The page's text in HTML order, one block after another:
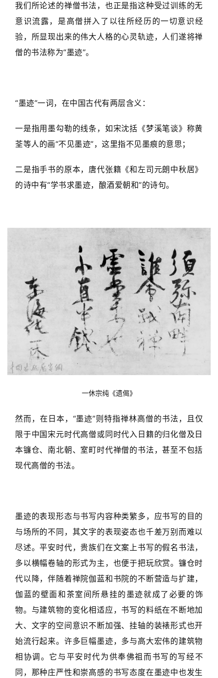
我们所论述的禅僧书法，也正是指这种受过训练的无
意识流露，是高僧拼入了以往所经历的一切意识经
验，所显现出来的伟大人格的心灵轨迹，人们遂将禅
僧的书法称为“墨迹”。
“墨迹”一词，在中国古代有两层含义：
一是指用墨勾勒的线条，如宋沈括《梦溪笔谈》称黄
荃等人的画“不见墨迹”，这里指不见墨痕的意思；
二是指手书的原本，唐代张籍《和左司元朗中秋居》
的诗中有“学书求墨迹，酿酒爱朝和”的诗句。
一休宗纯《遗偈》
然而，在日本，“墨迹”则特指禅林高僧的书法，且仅
限于中国宋元时代高僧或同时代入日籍的归化僧及日
本镰仓、南北朝、室町时代禅僧的书法，甚至不包括
现代高僧的书法。
墨迹的表现形态与书写内容种类繁多，应书写的目的
与场所的不同，其文字的表现姿态也千差万别而难以
尽述。平安时代，贵族们在文案上书写的假名书法，
多以横幅卷轴的形式为主，也便于把玩欣赏。镰仓时
代以降，伴随着禅院伽蓝和书院的不断营造与扩建，
伽蓝的壁面和茶室间所悬挂的墨迹就成了必要的饰
物。与建筑物的变化相适应，书写的料纸在不断地加
大、文字的空间意识不断加强、挂轴的装裱形式也开
始流行起来。许多巨幅墨迹，多与高大宏伟的建筑物
相协调。它与平安时代为供奉佛祖而书写的写经不
同，那种庄严性和崇高感的书写态度在墨迹中也发生